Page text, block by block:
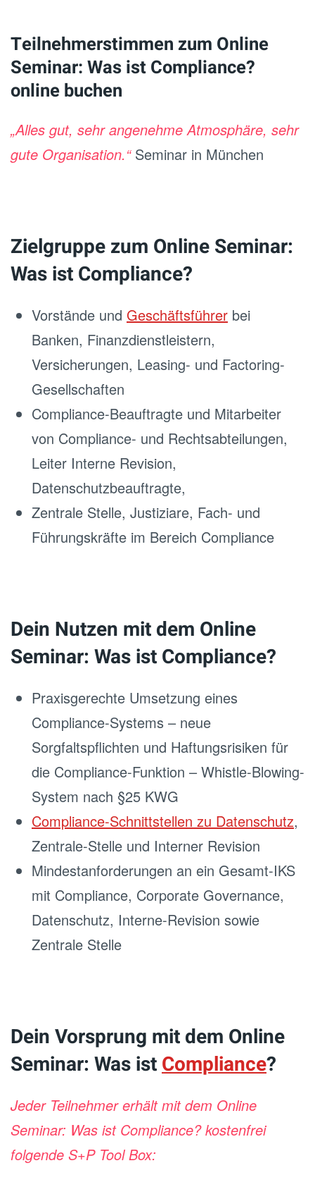
Teilnehmerstimmen zum Online
Seminar: Was ist Compliance?
online buchen
„Alles gut, sehr angenehme Atmosphäre, sehr
gute Organisation.“Seminar in München
Zielgruppe zum Online Seminar:
Was ist Compliance?
Vorstände und Geschäftsführer bei
Banken, Finanzdienstleistern,
Versicherungen, Leasing- und Factoring-
Gesellschaften
Compliance-Beauftragte und Mitarbeiter
von Compliance- und Rechtsabteilungen,
Leiter Interne Revision,
Datenschutzbeauftragte,
Zentrale Stelle, Justiziare, Fach- und
Führungskräfte im Bereich Compliance
Dein Nutzen mit dem Online
Seminar: Was ist Compliance?
Praxisgerechte Umsetzung eines
Compliance-Systems – neue
Sorgfaltspflichten und Haftungsrisiken für
die Compliance-Funktion – Whistle-Blowing-
System nach §25 KWG
Compliance-Schnittstellen zu Datenschutz,
Zentrale-Stelle und Interner Revision
Mindestanforderungen an ein Gesamt-IKS
mit Compliance, Corporate Governance,
Datenschutz, Interne-Revision sowie
Zentrale Stelle
Dein Vorsprung mit dem Online
Seminar: Was istCompliance?
Jeder Teilnehmer erhält mit dem Online
Seminar: Was ist Compliance? kostenfrei
folgende S+P Tool Box: